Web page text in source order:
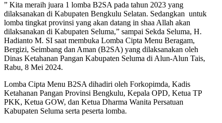
” Kita meraih juara 1 lomba B2SA pada tahun 2023 yang
dilaksanakan di Kabupaten Bengkulu Selatan. Sedangkan untuk
lomba tingkat provinsi yang akan datang in shaa Allah akan
dilaksanakan di Kabupaten Seluma,” sampai Sekda Seluma, H.
Hadianto M. SI saat membuka Lomba Cipta Menu Beragam,
Bergizi, Seimbang dan Aman (B2SA) yang dilaksanakan oleh
Dinas Ketahanan Pangan Kabupaten Seluma di Alun-Alun Tais,
Rabu, 8 Mei 2024.
Lomba Cipta Menu B2SA dihadiri oleh Forkopimda, Kadis
Ketahanan Pangan Provinsi Bengkulu, Kepala OPD, Ketua TP
PKK, Ketua GOW, dan Ketua Dharma Wanita Persatuan
Kabupaten Seluma serta peserta lomba.